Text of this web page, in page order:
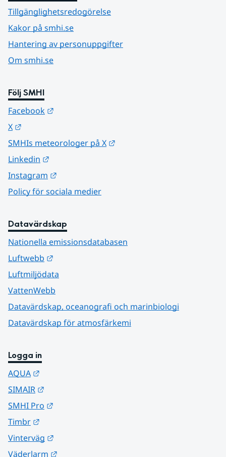
Tillgänglighetsredogörelse
Kakor på smhi.se
Hantering av personuppgifter
Om smhi.se
Följ SMHI
Facebook
X
SMHIs meteorologer på X
Linkedin
Instagram
Policy för sociala medier
Datavärdskap
Nationella emissionsdatabasen
Luftwebb
Luftmiljödata
VattenWebb
Datavärdskap, oceanografi och marinbiologi
Datavärdskap för atmosfärkemi
Logga in
AQUA
SIMAIR
SMHI Pro
Timbr
Vinterväg
Väderlarm